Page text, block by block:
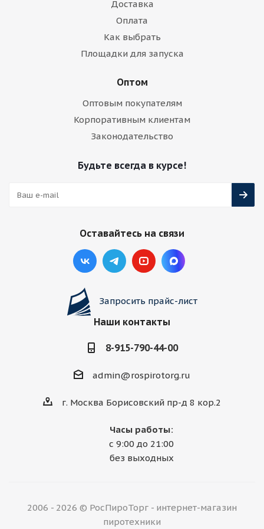
Доставка
Оплата
Как выбрать
Площадки для запуска
Оптом
Оптовым покупателям
Корпоративным клиентам
Законодательство
Будьте всегда в курсе!
Оставайтесь на связи
Запросить прайс-лист
Наши контакты
8-915-790-44-00
admin@rospirotorg.ru
г. Москва Борисовский пр-д 8 кор.2
Часы работы:
с 9:00 до 21:00
без выходных
2006 - 2026 © РосПироТорг - интернет-магазин
пиротехники